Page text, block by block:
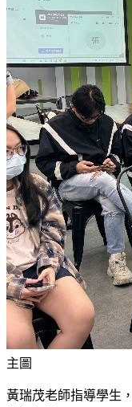
主圖
黃瑞茂老師指導學生